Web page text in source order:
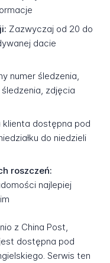
Zazwyczaj od 20 do
dacie
numer śledzenia,
zdjęcia
klienta dostępna pod
do niedzieli
roszczeń:
najlepiej
z China Post,
dostępna pod
Serwis ten